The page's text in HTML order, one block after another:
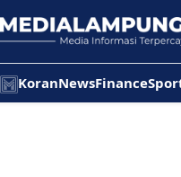
KoranNewsFinance